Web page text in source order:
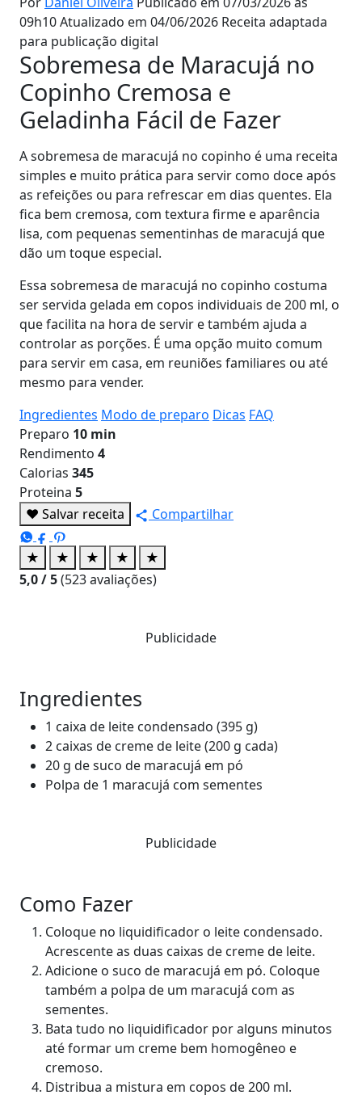
09h10Atualizado em 04/06/2026 Receita adaptada
para publicação digital
Sobremesa de Maracujá no
Copinho Cremosa e
Geladinha Fácil de Fazer
A sobremesa de maracujá no copinho é uma receita
simples e muito prática para servir como doce após
as refeições ou para refrescar em dias quentes. Ela
fica bem cremosa, com textura firme e aparência
lisa, com pequenas sementinhas de maracujá que
dão um toque especial.
Essa sobremesa de maracujá no copinho costuma
ser servida gelada em copos individuais de 200 ml, o
que facilita na hora de servir e também ajuda a
controlar as porções. É uma opção muito comum
para servir em casa, em reuniões familiares ou até
mesmo para vender.
Ingredientes Modo de preparo Dicas FAQ
Preparo 10 min
Rendimento 4
Calorias 345
Proteina 5
♥ Salvar receita Compartilhar
★ ★ ★ ★
★
5,0/ 5(523avaliações)
Publicidade
Ingredientes
1 caixa de leite condensado (395 g)
2 caixas de creme de leite (200 g cada)
20 g de suco de maracujá em pó
Polpa de 1 maracujá com sementes
Publicidade
Como Fazer
Coloque no liquidificador o leite condensado.
Acrescente as duas caixas de creme de leite.
Adicione o suco de maracujá em pó. Coloque
também a polpa de um maracujá com as
sementes.
Bata tudo no liquidificador por alguns minutos
até formar um creme bem homogêneo e
cremoso.
Distribua a mistura em copos de 200 ml.